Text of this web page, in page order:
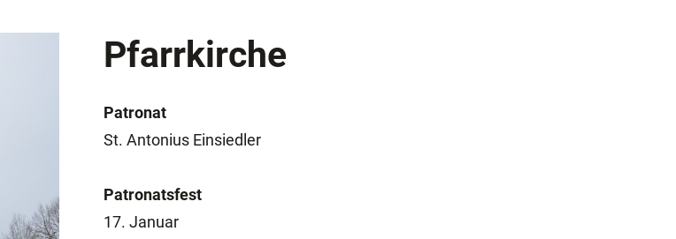
Pfarrkirche
Patronat
St. Antonius Einsiedler
Patronatsfest
17. Januar